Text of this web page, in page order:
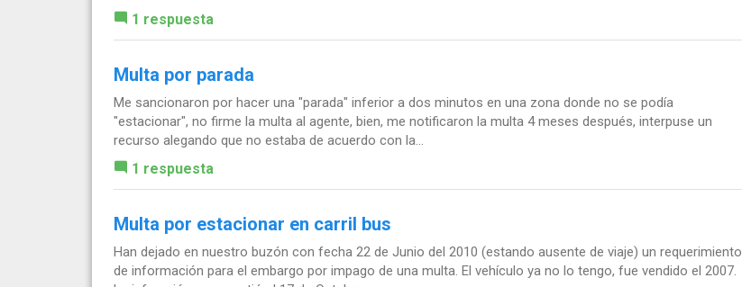
1 respuesta
Multa por parada
Me sancionaron por hacer una "parada" inferior a dos minutos en una zona donde no se podía
"estacionar", no firme la multa al agente, bien, me notificaron la multa 4 meses después, interpuse un
recurso alegando que no estaba de acuerdo con la...
1 respuesta
Multa por estacionar en carril bus
Han dejado en nuestro buzón con fecha 22 de Junio del 2010 (estando ausente de viaje) un requerimiento
de información para el embargo por impago de una multa. El vehículo ya no lo tengo, fue vendido el 2007.